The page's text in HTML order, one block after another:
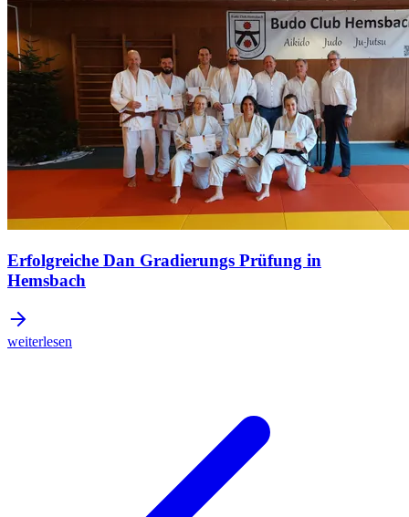
Erfolgreiche Dan Gradierungs Prüfung in
Hemsbach
weiterlesen